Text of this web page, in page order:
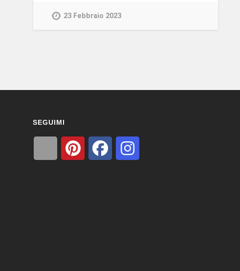
23 Febbraio 2023
SEGUIMI